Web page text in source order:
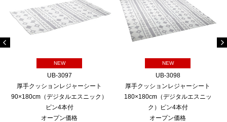
NEW
UB-3097
厚手クッションレジャーシート
90×180cm（デジタルエスニック）
ピン4本付
オープン価格
NEW
UB-3098
厚手クッションレジャーシート
180×180cm（デジタルエスニッ
ク）ピン4本付
オープン価格